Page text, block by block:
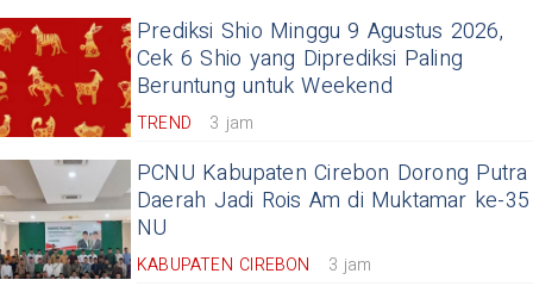
Prediksi Shio Minggu 9 Agustus 2026,
Cek 6 Shio yang Diprediksi Paling
Beruntung untuk Weekend
TREND 3 jam
PCNU Kabupaten Cirebon Dorong Putra
Daerah Jadi Rois Am di Muktamar ke-35
NU
KABUPATEN CIREBON 3 jam